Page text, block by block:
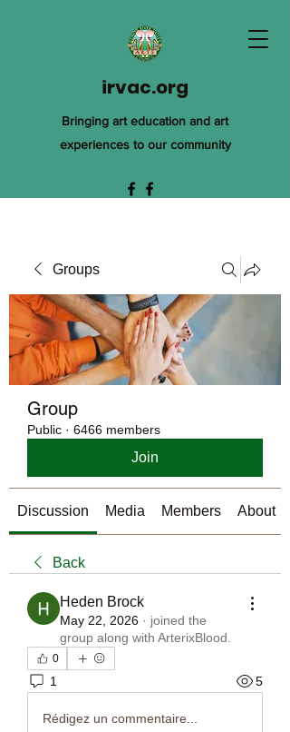
irvac.org
Bringing art education and art
experiences to our community
Groups
Group
Public · 6466 members
Join
Discussion Media Members About
Back
Heden Brock
May 22, 2026 · joined the
group along with ArterixBlood
0
1 5
Rédigez un commentaire...